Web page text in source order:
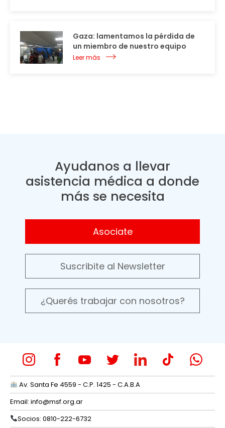
Gaza: lamentamos la pérdida de
un miembro de nuestro equipo
Leer más
Ayudanos a llevar
asistencia médica a donde
más se necesita
Asociate
Suscribite al Newsletter
¿Querés trabajar con nosotros?
Av. Santa Fe 4559 - C.P. 1425 - C.A.B.A
Email: info@msf.org.ar
Socios: 0810-222-6732